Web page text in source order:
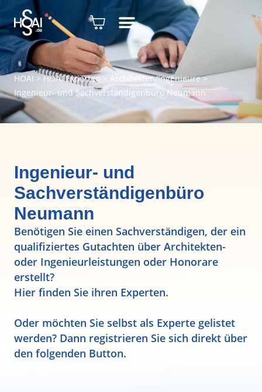
HOAI > HOAI Experten> Architekten/Ingenieure>
Ingenieur- und Sachverständigenbüro Neumann
Ingenieur- und
Sachverständigenbüro
Neumann
Benötigen Sie einen Sachverständigen, der ein
qualifiziertes Gutachten über Architekten-
oder Ingenieurleistungen oder Honorare
erstellt?
Hier finden Sie ihren Experten.
Oder möchten Sie selbst als Experte gelistet
werden? Dann registrieren Sie sich direkt über
den folgenden Button.